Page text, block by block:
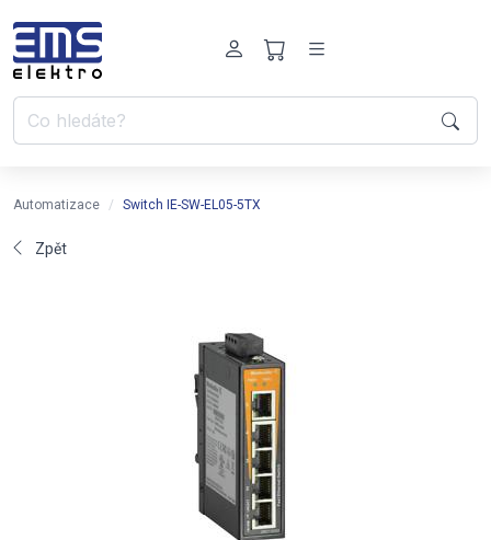
Automatizace Switch IE-SW-EL05-5TX
Zpět